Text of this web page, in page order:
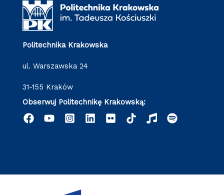
Politechnika Krakowska
ul. Warszawska 24
31-155 Kraków
Obserwuj Politechnikę Krakowską: